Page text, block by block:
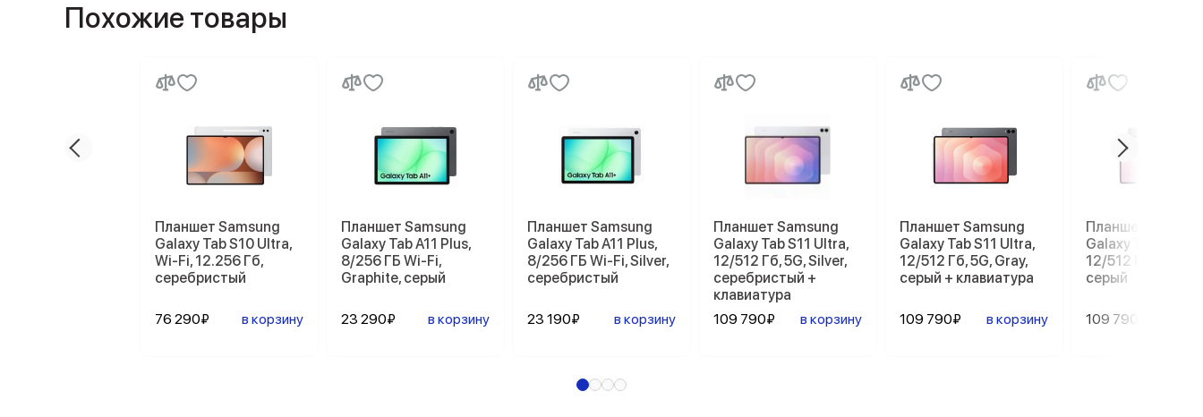
Похожие товары
Планшет Samsung
Galaxy Tab S10 Ultra,
Wi-Fi, 12.256 Гб,
серебристый
76 290₽ в корзину
Планшет Samsung
Galaxy Tab A11 Plus,
8/256 ГБ Wi-Fi,
Graphite, серый
23 290₽ в корзину
Планшет Samsung
Galaxy Tab A11 Plus,
8/256 ГБ Wi-Fi, Silver,
серебристый
23 190₽ в корзину
Планшет Samsung
Galaxy Tab S11 Ultra,
12/512 Гб, 5G, Silver,
серебристый +
клавиатура
109 790₽
в корзину
Планшет Samsung
Galaxy Tab S11 Ultra,
12/512 Гб, 5G, Gray,
серый + клавиатура
109 790₽ в корзину
Планшет
Galaxy Tab S11
12/512 Гб, 5G,
серый
109 790₽